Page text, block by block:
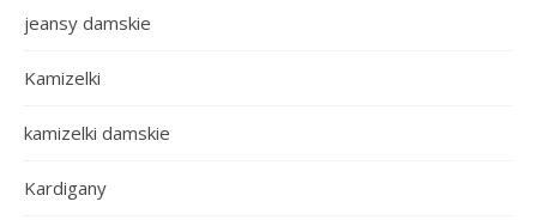
jeansy damskie
Kamizelki
kamizelki damskie
Kardigany